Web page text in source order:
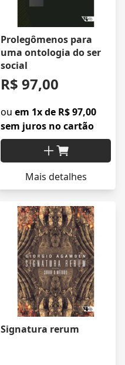
Prolegômenos para
uma ontologia do ser
social
R$ 97,00
ou em 1x de R$ 97,00
sem juros no cartão
Mais detalhes
Signatura rerum